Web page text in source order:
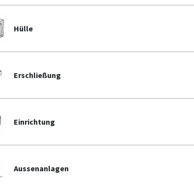
Hülle
Erschließung
Einrichtung
Aussenanlagen